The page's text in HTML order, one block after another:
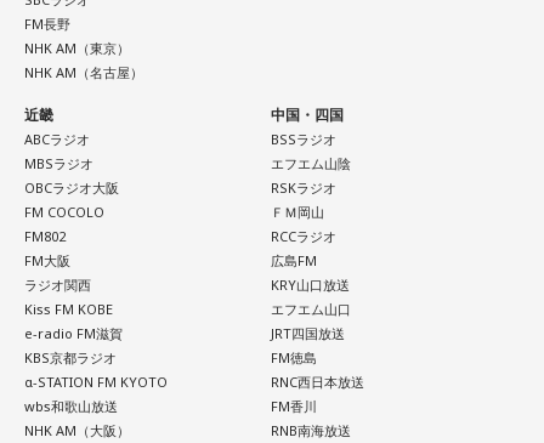
FM長野
NHK AM（東京）
NHK AM（名古屋）
近畿
ABCラジオ
MBSラジオ
OBCラジオ大阪
FM COCOLO
FM802
FM大阪
ラジオ関西
Kiss FM KOBE
e-radio FM滋賀
KBS京都ラジオ
α-STATION FM KYOTO
wbs和歌山放送
NHK AM（大阪）
中国・四国
BSSラジオ
エフエム山陰
RSKラジオ
ＦＭ岡山
RCCラジオ
広島FM
KRY山口放送
エフエム山口
JRT四国放送
FM徳島
RNC西日本放送
FM香川
RNB南海放送